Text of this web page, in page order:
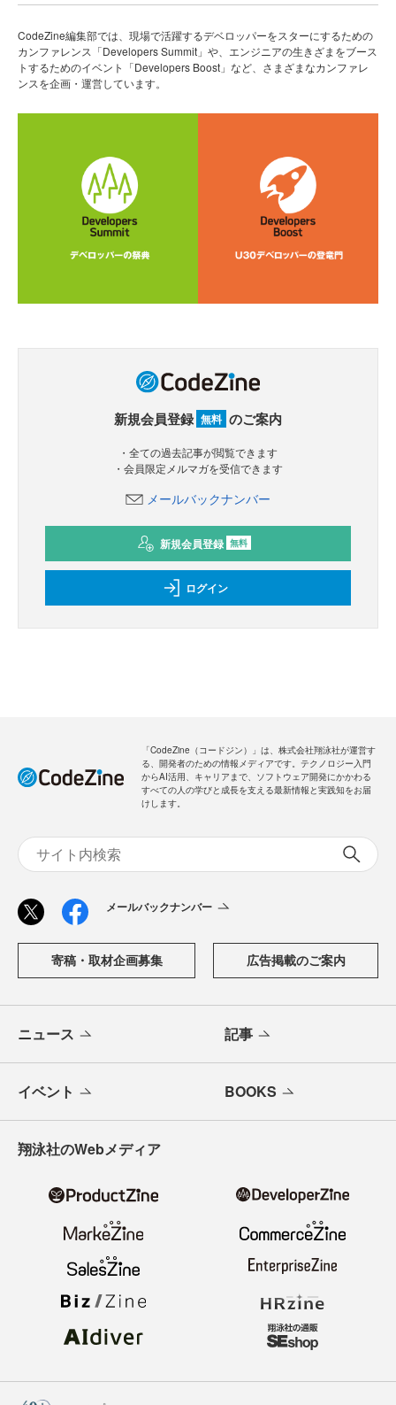
CodeZine編集部では、現場で活躍するデベロッパーをスターにするための
カンファレンス「Developers Summit」や、エンジニアの生きざまをブース
トするためのイベント「Developers Boost」など、さまざまなカンファレ
ンスを企画・運営しています。
新規会員登録 無料 のご案内
・全ての過去記事が閲覧できます
・会員限定メルマガを受信できます
メールバックナンバー
新規会員登録 無料
ログイン
「CodeZine（コードジン）」は、株式会社翔泳社が運営す
る、開発者のための情報メディアです。テクノロジー入門
からAI活用、キャリアまで、ソフトウェア開発にかかわる
すべての人の学びと成長を支える最新情報と実践知をお届
けします。
メールバックナンバー
寄稿・取材企画募集 広告掲載のご案内
ニュース 記事
イベント BOOKS
翔泳社のWebメディア